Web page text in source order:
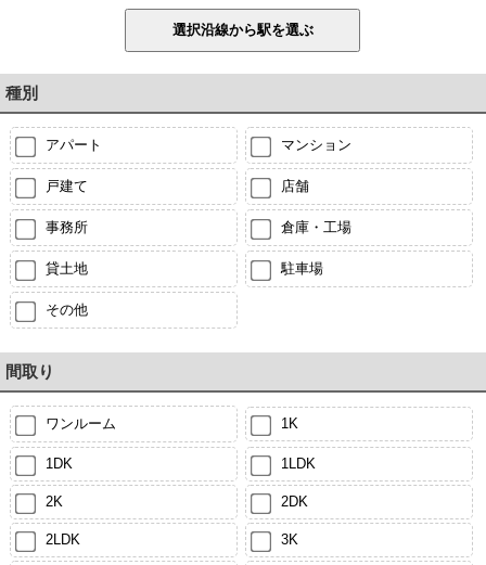
種別
アパート マンション
戸建て 店舗
事務所 倉庫・工場
貸土地 駐車場
その他
間取り
ワンルーム 1K
1DK 1LDK
2K 2DK
2LDK 3K